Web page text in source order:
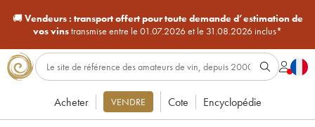
🚚Vendeurs : transport offert pour toute demande d’estimation de
vos vinstransmise entre le 01.07.2026 et le 31.08.2026 inclus*
Acheter VENDRE Cote Encyclopédie